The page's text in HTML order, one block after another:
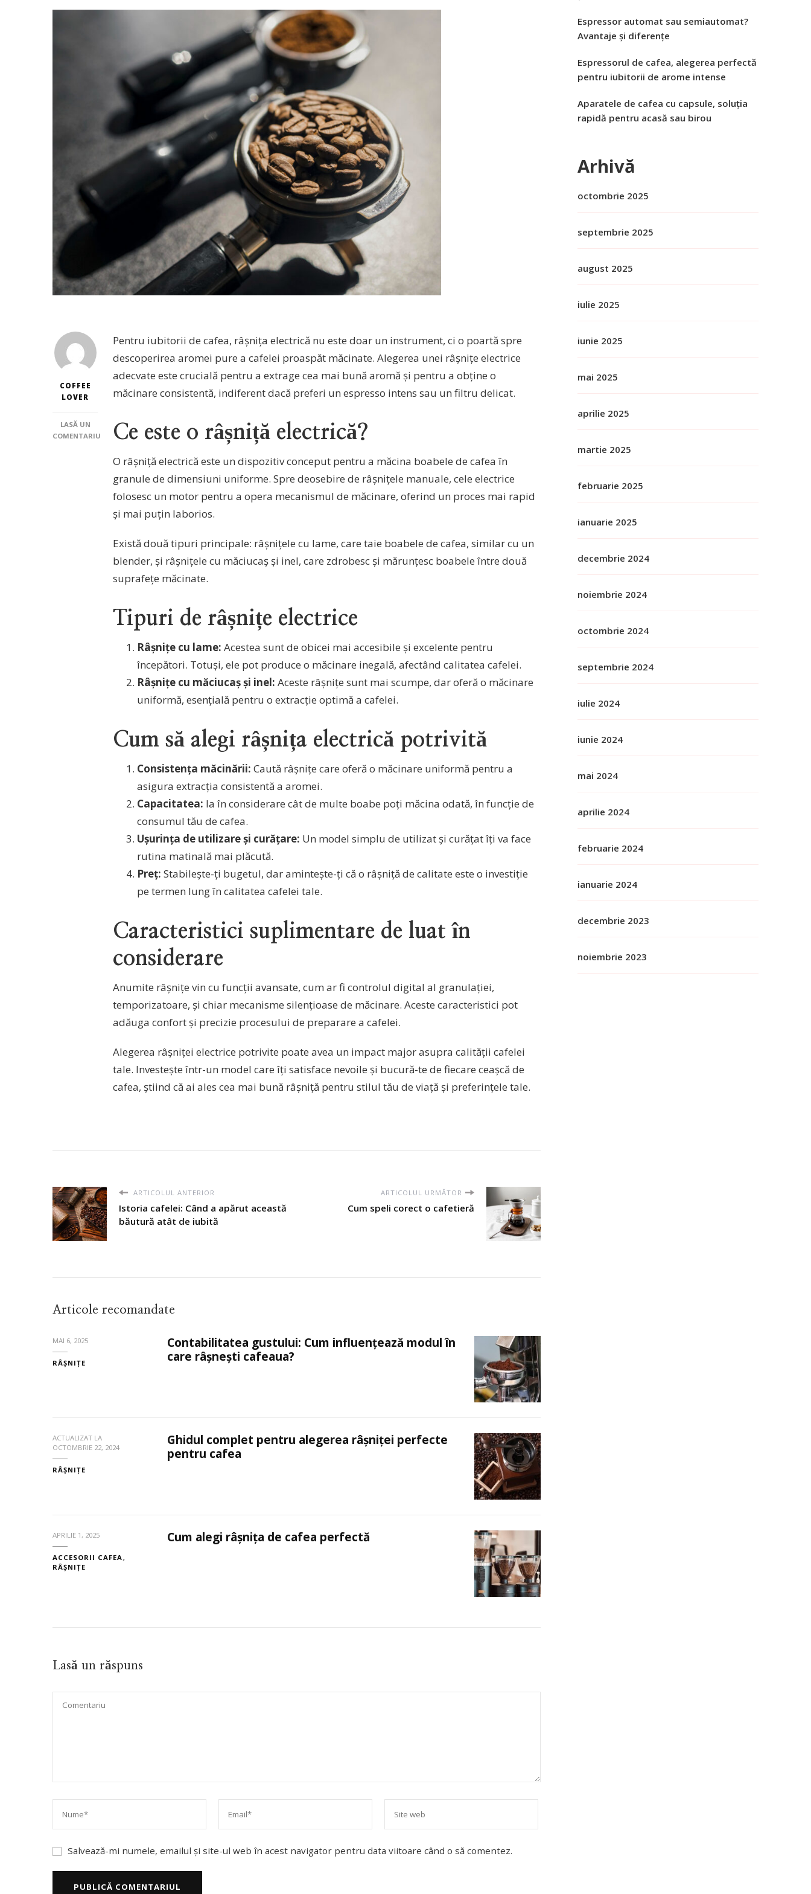
COFFEE
LOVER
LASĂ UN
COMENTARIU
Pentru iubitorii de cafea, râșnița electrică nu este doar un instrument, ci o poartă spre
descoperirea aromei pure a cafelei proaspăt măcinate. Alegerea unei râșnițe electrice
adecvate este crucială pentru a extrage cea mai bună aromă și pentru a obține o
măcinare consistentă, indiferent dacă preferi un espresso intens sau un filtru delicat.
Ce este o râșniță electrică?
O râșniță electrică este un dispozitiv conceput pentru a măcina boabele de cafea în
granule de dimensiuni uniforme. Spre deosebire de râșnițele manuale, cele electrice
folosesc un motor pentru a opera mecanismul de măcinare, oferind un proces mai rapid
și mai puțin laborios.
Există două tipuri principale: râșnițele cu lame, care taie boabele de cafea, similar cu un
blender, și râșnițele cu măciucaș și inel, care zdrobesc și mărunțesc boabele între două
suprafețe măcinate.
Tipuri de râșnițe electrice
Râșnițe cu lame: Acestea sunt de obicei mai accesibile și excelente pentru
începători. Totuși, ele pot produce o măcinare inegală, afectând calitatea cafelei.
Râșnițe cu măciucaș și inel: Aceste râșnițe sunt mai scumpe, dar oferă o măcinare
uniformă, esențială pentru o extracție optimă a cafelei.
Cum să alegi râșnița electrică potrivită
Consistența măcinării: Caută râșnițe care oferă o măcinare uniformă pentru a
asigura extracția consistentă a aromei.
Capacitatea: Ia în considerare cât de multe boabe poți măcina odată, în funcție de
consumul tău de cafea.
Ușurința de utilizare și curățare: Un model simplu de utilizat și curățat îți va face
rutina matinală mai plăcută.
Preț: Stabilește-ți bugetul, dar amintește-ți că o râșniță de calitate este o investiție
pe termen lung în calitatea cafelei tale.
Caracteristici suplimentare de luat în
considerare
Anumite râșnițe vin cu funcții avansate, cum ar fi controlul digital al granulației,
temporizatoare, și chiar mecanisme silențioase de măcinare. Aceste caracteristici pot
adăuga confort și precizie procesului de preparare a cafelei.
Alegerea râșniței electrice potrivite poate avea un impact major asupra calității cafelei
tale. Investește într-un model care îți satisface nevoile și bucură-te de fiecare ceașcă de
cafea, știind că ai ales cea mai bună râșniță pentru stilul tău de viață și preferințele tale.
ARTICOLUL ANTERIOR
Istoria cafelei: Când a apărut această
băutură atât de iubită
ARTICOLUL URMĂTOR
Cum speli corect o cafetieră
Articole recomandate
MAI 6, 2025
RÂȘNIȚE
Contabilitatea gustului: Cum influențează modul în
care râșnești cafeaua?
ACTUALIZAT LA
OCTOMBRIE 22, 2024
RÂȘNIȚE
Ghidul complet pentru alegerea râșniței perfecte
pentru cafea
APRILIE 1, 2025
ACCESORII CAFEA
RÂȘNIȚE
Cum alegi râșnița de cafea perfectă
Lasă un răspuns
Salvează-mi numele, emailul și site-ul web în acest navigator pentru data viitoare când o să comentez.
Espressor automat sau semiautomat?
Avantaje și diferențe
Espressorul de cafea, alegerea perfectă
pentru iubitorii de arome intense
Aparatele de cafea cu capsule, soluția
rapidă pentru acasă sau birou
Arhivă
octombrie 2025
septembrie 2025
august 2025
iulie 2025
iunie 2025
mai 2025
aprilie 2025
martie 2025
februarie 2025
ianuarie 2025
decembrie 2024
noiembrie 2024
octombrie 2024
septembrie 2024
iulie 2024
iunie 2024
mai 2024
aprilie 2024
februarie 2024
ianuarie 2024
decembrie 2023
noiembrie 2023